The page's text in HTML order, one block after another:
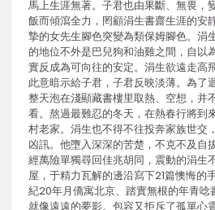
馬上生涯無著。子君也由果斷、無畏，
飯而傾瀉全力，罔顧涓生書齋生涯的安
摯的女先生腳色突變為類保姆腳色。涓
的地位不外是巴兒狗和油雞之間，自以
實反成為可向往的安定。涓生欲遠走高
此意暗示給子君，子君反映淡薄。為了
整天泡在淺顯藏書樓里取熱、空想，并
看。熬過最難忍的冬天，在熱春行將到
村老家。涓生也不得不往投奔家族世交
凶訊。他墮入深深的苦楚，不克不及自
經萬險單獨尋回佳兆胡同，震動的涓生
屋，于精力瓦解的邊沿寫下21篇懊悔的
紀20年月僑寓北京、踏實無根的年青唸
就像遠遠的夢影。包容又拒斥了孤單心